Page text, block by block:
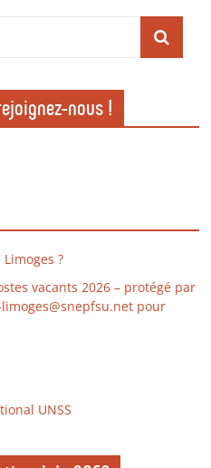
nous !
?
vacants 2026 – protégé par
pour
UNSS